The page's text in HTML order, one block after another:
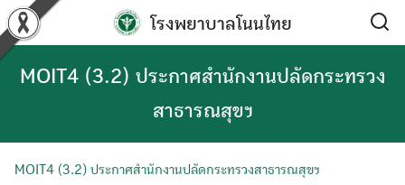
Skip
to
content
โรงพยาบาลโนนไทย
MOIT4 (3.2) ประกาศสำนักงานปลัดกระทรวง
สาธารณสุขฯ
MOIT4 (3.2) ประกาศสำนักงานปลัดกระทรวงสาธารณสุขฯ